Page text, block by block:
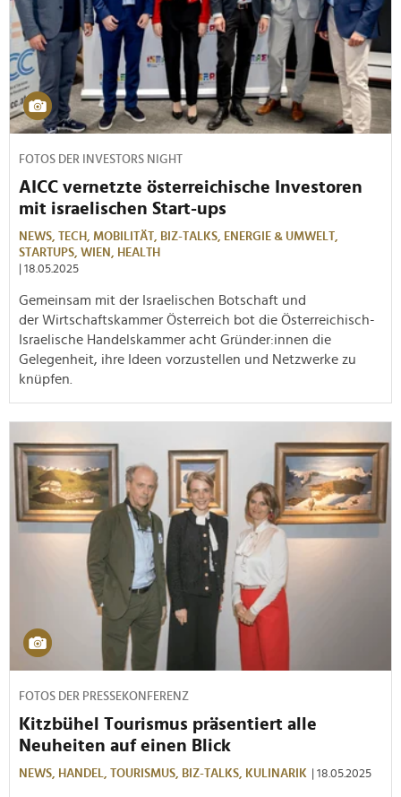
FOTOS DER INVESTORS NIGHT
AICC vernetzte österreichische Investoren
mit israelischen Start-ups
NEWS, TECH, MOBILITÄT, BIZ-TALKS, ENERGIE & UMWELT,
STARTUPS, WIEN, HEALTH
| 18.05.2025
Gemeinsam mit der Israelischen Botschaft und
der Wirtschaftskammer Österreich bot die Österreichisch-
Israelische Handelskammer acht Gründer:innen die
Gelegenheit, ihre Ideen vorzustellen und Netzwerke zu
knüpfen.
FOTOS DER PRESSEKONFERENZ
Kitzbühel Tourismus präsentiert alle
Neuheiten auf einen Blick
NEWS, HANDEL, TOURISMUS, BIZ-TALKS, KULINARIK | 18.05.2025